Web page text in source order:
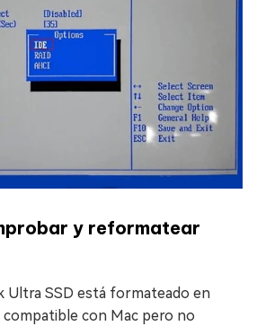
y reformatear
Ultra SSD está formateado en
compatible con Mac pero no